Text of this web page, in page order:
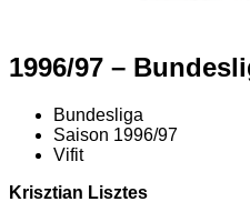
1996/97 –
Bundesliga
Saison 1996/97
Vifit
Krisztian Lisztes